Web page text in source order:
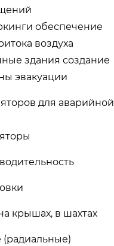
обеспечение
воздуха
здания создание
эвакуации
для аварийной
крышах, в шахтах